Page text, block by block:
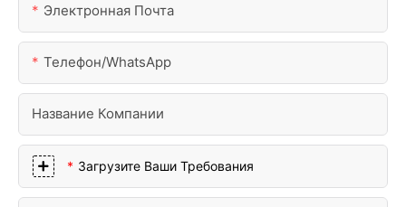
Электронная Почта
Телефон/WhatsApp
Название Компании
Загрузите Ваши Требования